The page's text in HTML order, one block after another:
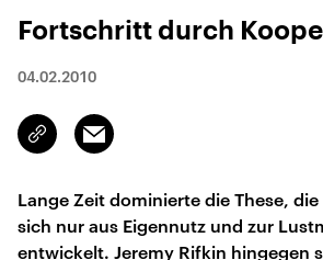
Fortschritt durch
04.02.2010
Link
kopieren/teilen
Email
Lange Zeit dominierte die These,
sich nur aus Eigennutz und zur
entwickelt. Jeremy Rifkin hingegen